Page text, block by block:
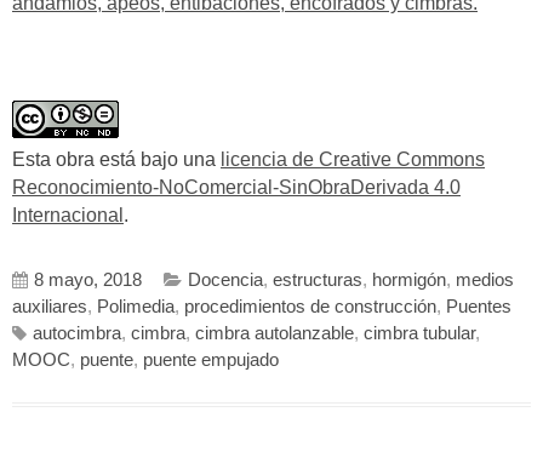
Esta obra está bajo una licencia de Creative Commons
Reconocimiento-NoComercial-SinObraDerivada 4.0
Internacional .
8 mayo, 2018 Docencia, estructuras, hormigón, medios
auxiliares, Polimedia, procedimientos de construcción, Puentes
autocimbra, cimbra, cimbra autolanzable, cimbra tubular,
MOOC, puente, puente empujado